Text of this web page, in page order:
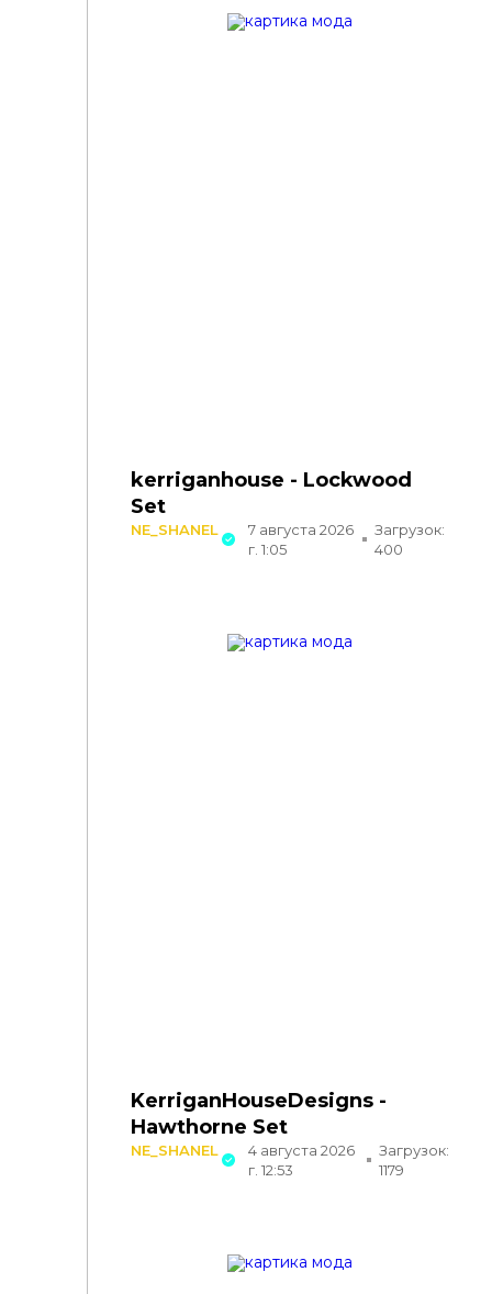
kerriganhouse - Lockwood
Set
NE_SHANEL
7 августа 2026
г. 1:05
Загрузок:
400
KerriganHouseDesigns -
Hawthorne Set
NE_SHANEL
4 августа 2026
г. 12:53
Загрузок:
1179